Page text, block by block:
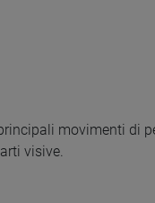
movimenti di
visive.